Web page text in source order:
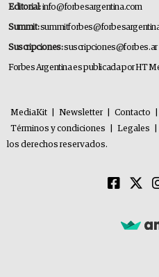
Editorial:info@forbesargentina.com
Summit:
Suscripciones:suscripciones@forbes.ar
Forbes Argentina es publicada por HT
MediaKit Newsletter Contacto
Términos y condiciones
Legales
los derechos reservados.